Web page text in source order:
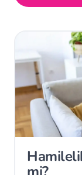
mi?